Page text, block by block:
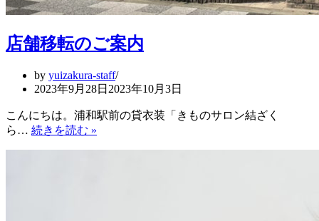
店舗移転のご案内
by yuizakura-staff
2023年9月28日 2023年10月3日
こんにちは。浦和駅前の貸衣装「きものサロン結ざく
ら… 続きを読む »